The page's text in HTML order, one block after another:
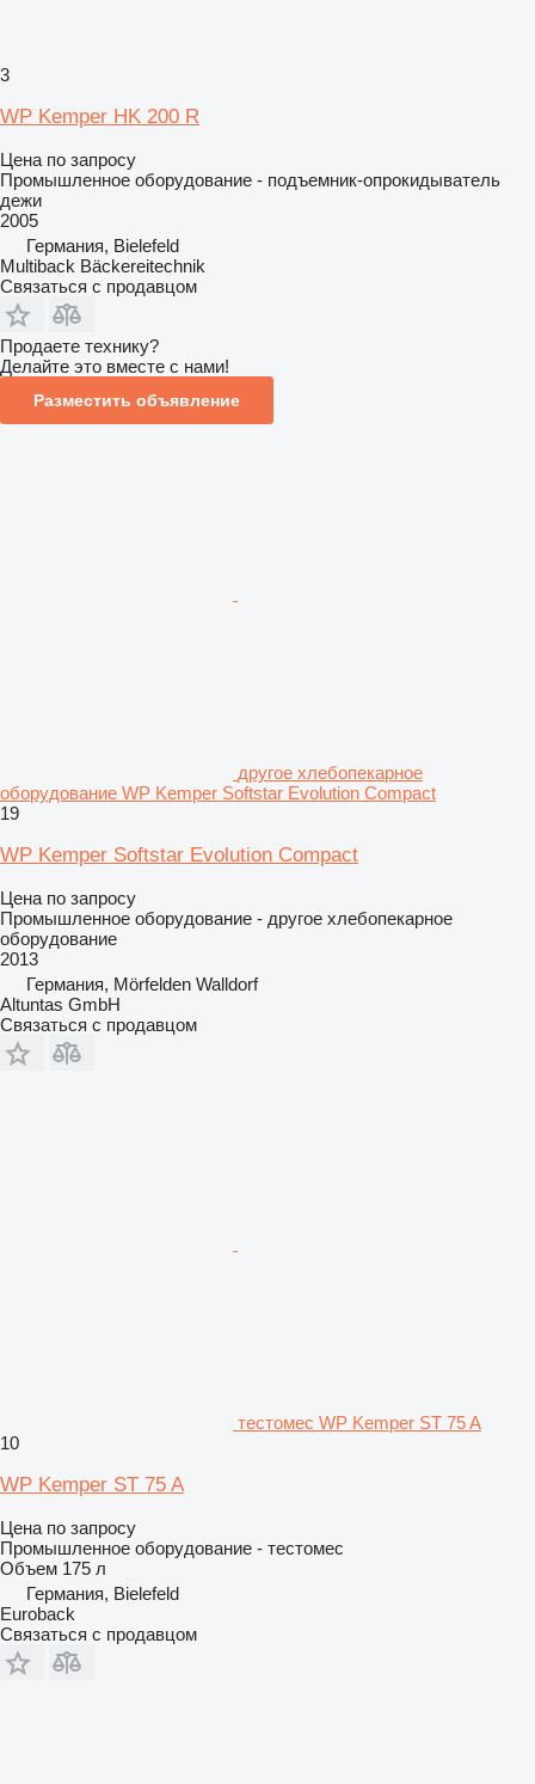
3
WP Kemper HK 200 R
Цена по запросу
Промышленное оборудование - подъемник-опрокидыватель
дежи
2005
Германия, Bielefeld
Multiback Bäckereitechnik
Связаться с продавцом
Продаете технику?
Делайте это вместе с нами!
Разместить объявление
другое хлебопекарное
оборудование WP Kemper Softstar Evolution Compact
19
WP Kemper Softstar Evolution Compact
Цена по запросу
Промышленное оборудование - другое хлебопекарное
оборудование
2013
Германия, Mörfelden Walldorf
Altuntas GmbH
Связаться с продавцом
тестомес WP Kemper ST 75 A
10
WP Kemper ST 75 A
Цена по запросу
Промышленное оборудование - тестомес
Объем 175 л
Германия, Bielefeld
Euroback
Связаться с продавцом